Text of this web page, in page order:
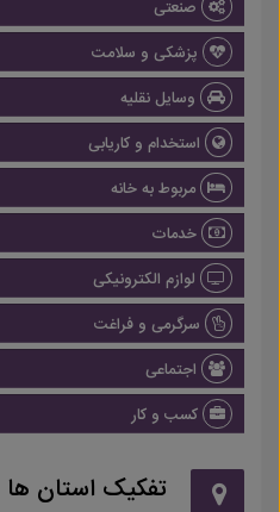
صنعتی
پزشکی و سلامت
وسایل نقلیه
استخدام و کاریابی
مربوط به خانه
خدمات
لوازم الکترونیکی
سرگرمی و فراغت
اجتماعی
کسب و کار
تفکیک استان ها